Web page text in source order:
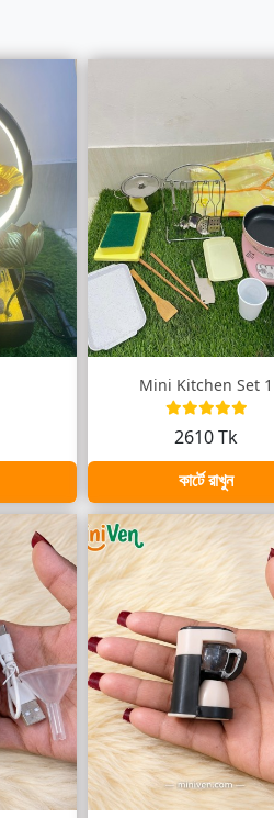
Mini Kitchen Set 1
2610 Tk
কার্টে রাখুন